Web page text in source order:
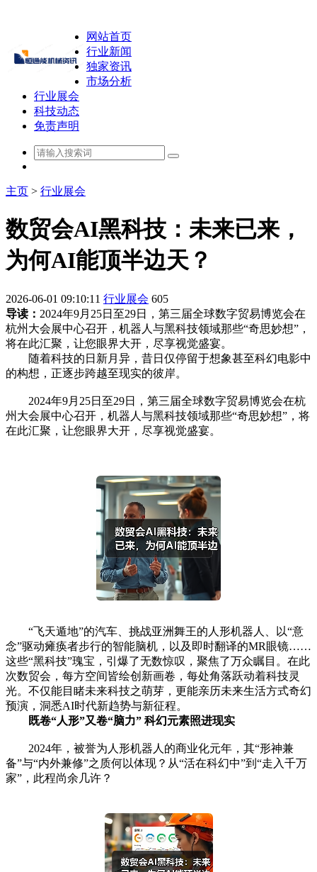
网站首页
行业新闻
独家资讯
市场分析
行业展会
科技动态
免责声明
主页 > 行业展会
数贸会AI黑科技：未来已来，
为何AI能顶半边天？
2026-06-01 09:10:11 行业展会 605
导读： 2024年9月25日至29日，第三届全球数字贸易博览会在
杭州大会展中心召开，机器人与黑科技领域那些“奇思妙想”，
将在此汇聚，让您眼界大开，尽享视觉盛宴。
随着科技的日新月异，昔日仅停留于想象甚至科幻电影中
的构想，正逐步跨越至现实的彼岸。
2024年9月25日至29日，第三届全球数字贸易博览会在杭
州大会展中心召开，机器人与黑科技领域那些“奇思妙想”，将
在此汇聚，让您眼界大开，尽享视觉盛宴。
“飞天遁地”的汽车、挑战亚洲舞王的人形机器人、以“意
念”驱动瘫痪者步行的智能脑机，以及即时翻译的MR眼镜……
这些“黑科技”瑰宝，引爆了无数惊叹，聚焦了万众瞩目。在此
次数贸会，每方空间皆绘创新画卷，每处角落跃动着科技灵
光。不仅能目睹未来科技之萌芽，更能亲历未来生活方式奇幻
预演，洞悉AI时代新趋势与新征程。
既卷“人形”又卷“脑力” 科幻元素照进现实
2024年，被誉为人形机器人的商业化元年，其“形神兼
备”与“内外兼修”之质何以体现？从“活在科幻中”到“走入千万
家”，此程尚余几许？